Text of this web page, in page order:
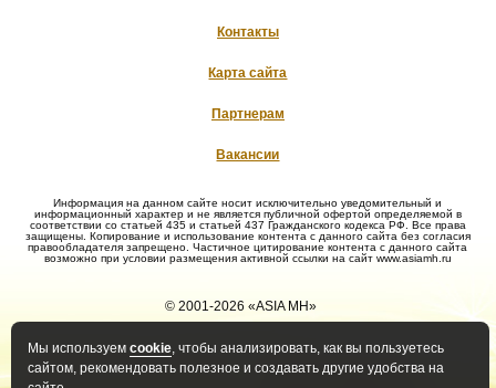
Мы используем cookie, чтобы анализировать, как вы пользуетесь
сайтом, рекомендовать полезное и создавать другие удобства на
Контакты
Карта сайта
Партнерам
Вакансии
Информация на данном сайте носит исключительно уведомительный и
информационный характер и не является публичной офертой определяемой в
соответствии со статьей 435 и статьей 437 Гражданского кодекса РФ. Все права
защищены. Копирование и использование контента с данного сайта без согласия
правообладателя запрещено. Частичное цитирование контента с данного сайта
возможно при условии размещения активной ссылки на сайт www.asiamh.ru
© 2001-2026 «ASIA MH»
Политика конфиденциальности
Политика оператора в
отношении обработки ПД